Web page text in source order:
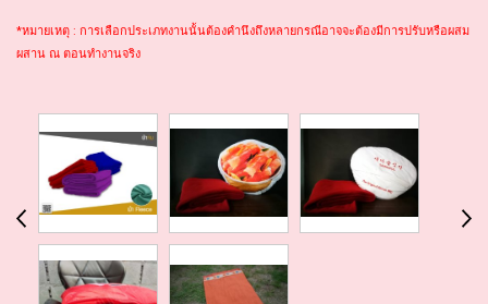
*หมายเหตุ : การเลือกประเภทงานนั้นต้องคำนึงถึงหลายกรณีอาจจะต้องมีการปรับหรือผสม
ผสาน ณ ตอนทำงานจริง